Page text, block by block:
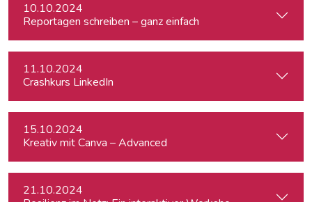
10.10.2024
Reportagen schreiben – ganz einfach
11.10.2024
Crashkurs LinkedIn
15.10.2024
Kreativ mit Canva – Advanced
21.10.2024